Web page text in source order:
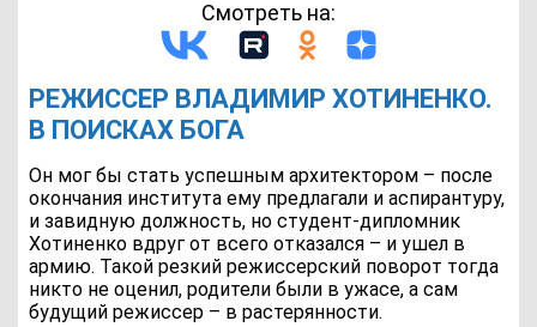
Смотреть на:
РЕЖИССЕР ВЛАДИМИР ХОТИНЕНКО.
В ПОИСКАХ БОГА
Он мог бы стать успешным архитектором – после
окончания института ему предлагали и аспирантуру,
и завидную должность, но студент-дипломник
Хотиненко вдруг от всего отказался – и ушел в
армию. Такой резкий режиссерский поворот тогда
никто не оценил, родители были в ужасе, а сам
будущий режиссер – в растерянности.